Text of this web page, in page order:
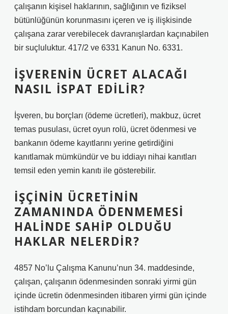
çalışanın kişisel haklarının, sağlığının ve fiziksel
bütünlüğünün korunmasını içeren ve iş ilişkisinde
çalışana zarar verebilecek davranışlardan kaçınabilen
bir suçluluktur. 417/2 ve 6331 Kanun No. 6331.
İŞVERENIN ÜCRET ALACAĞI
NASIL ISPAT EDILIR?
İşveren, bu borçları (ödeme ücretleri), makbuz, ücret
temas pusulası, ücret oyun rolü, ücret ödenmesi ve
bankanın ödeme kayıtlarını yerine getirdiğini
kanıtlamak mümkündür ve bu iddiayı nihai kanıtları
temsil eden yemin kanıtı ile gösterebilir.
İŞÇININ ÜCRETININ
ZAMANINDA ÖDENMEMESI
HALINDE SAHIP OLDUĞU
HAKLAR NELERDIR?
4857 No’lu Çalışma Kanunu’nun 34. maddesinde,
çalışan, çalışanın ödenmesinden sonraki yirmi gün
içinde ücretin ödenmesinden itibaren yirmi gün içinde
istihdam borcundan kaçınabilir.